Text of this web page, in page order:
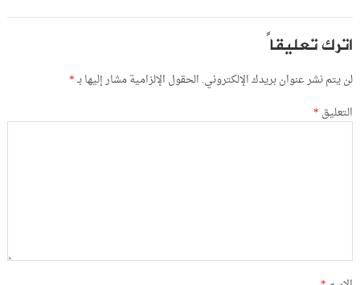
اترك تعليقاً
لن يتم نشر عنوان بريدك الإلكتروني. الحقول الإلزامية مشار إليها بـ*
التعليق *